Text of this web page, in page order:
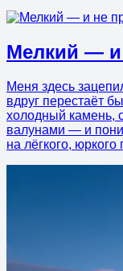
Мелкий — и
Меня здесь
вдруг перестаёт
холодный камень,
валунами — и
на лёгкого,